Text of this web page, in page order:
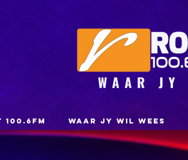
100.6FM WAAR JY WIL WEES